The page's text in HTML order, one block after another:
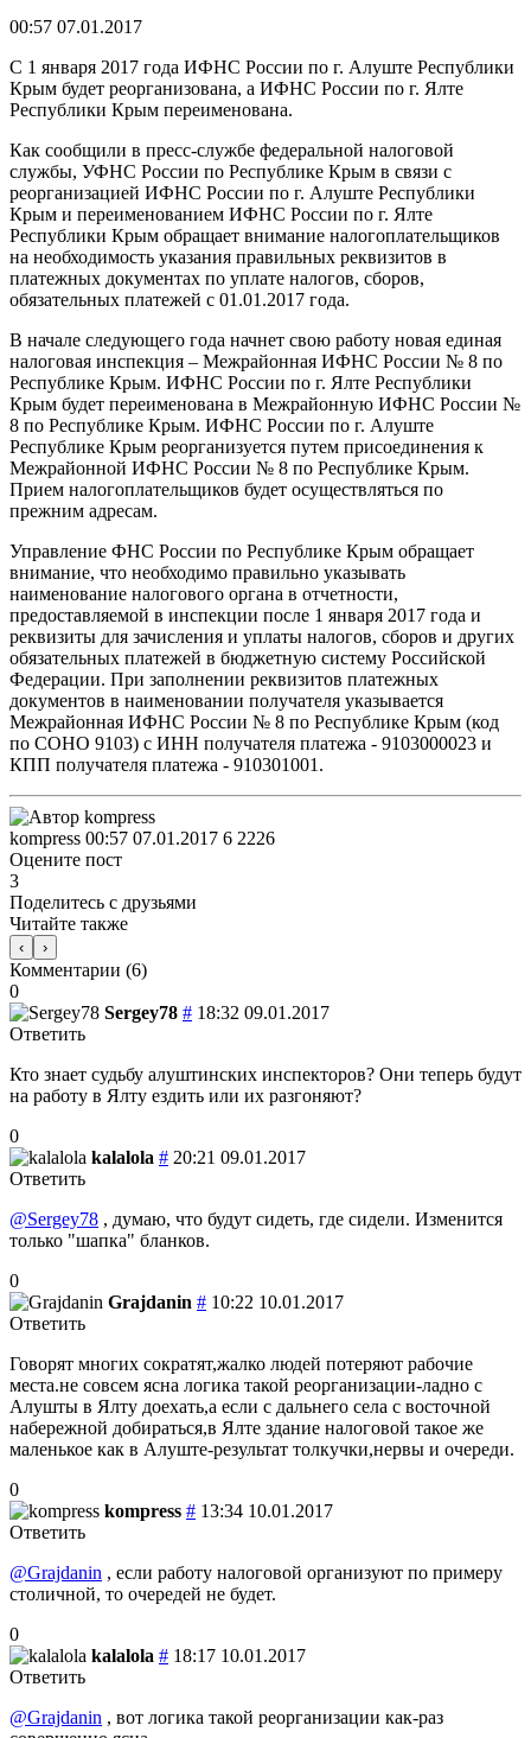
00:57 07.01.2017
С 1 января 2017 года ИФНС России по г. Алуште Республики
Крым будет реорганизована, а ИФНС России по г. Ялте
Республики Крым переименована.
Как сообщили в пресс-службе федеральной налоговой
службы, УФНС России по Республике Крым в связи с
реорганизацией ИФНС России по г. Алуште Республики
Крым и переименованием ИФНС России по г. Ялте
Республики Крым обращает внимание налогоплательщиков
на необходимость указания правильных реквизитов в
платежных документах по уплате налогов, сборов,
обязательных платежей с 01.01.2017 года.
В начале следующего года начнет свою работу новая единая
налоговая инспекция – Межрайонная ИФНС России № 8 по
Республике Крым. ИФНС России по г. Ялте Республики
Крым будет переименована в Межрайонную ИФНС России №
8 по Республике Крым. ИФНС России по г. Алуште
Республике Крым реорганизуется путем присоединения к
Межрайонной ИФНС России № 8 по Республике Крым.
Прием налогоплательщиков будет осуществляться по
прежним адресам.
Управление ФНС России по Республике Крым обращает
внимание, что необходимо правильно указывать
наименование налогового органа в отчетности,
предоставляемой в инспекции после 1 января 2017 года и
реквизиты для зачисления и уплаты налогов, сборов и других
обязательных платежей в бюджетную систему Российской
Федерации. При заполнении реквизитов платежных
документов в наименовании получателя указывается
Межрайонная ИФНС России № 8 по Республике Крым (код
по СОНО 9103) с ИНН получателя платежа - 9103000023 и
КПП получателя платежа - 910301001.
kompress 00:57 07.01.2017 6 2226
Оцените пост
3
Поделитесь с друзьями
Читайте также
‹ ›
Комментарии (6)
0
Sergey78 # 18:32 09.01.2017
Ответить
Кто знает судьбу алуштинских инспекторов? Они теперь будут
на работу в Ялту ездить или их разгоняют?
0
kalalola # 20:21 09.01.2017
Ответить
@Sergey78 , думаю, что будут сидеть, где сидели. Изменится
только "шапка" бланков.
0
Grajdanin # 10:22 10.01.2017
Ответить
Говорят многих сократят,жалко людей потеряют рабочие
места.не совсем ясна логика такой реорганизации-ладно с
Алушты в Ялту доехать,а если с дальнего села с восточной
набережной добираться,в Ялте здание налоговой такое же
маленькое как в Алуште-результат толкучки,нервы и очереди.
0
kompress # 13:34 10.01.2017
Ответить
@Grajdanin , если работу налоговой организуют по примеру
столичной, то очередей не будет.
0
kalalola # 18:17 10.01.2017
Ответить
@Grajdanin , вот логика такой реорганизации как-раз